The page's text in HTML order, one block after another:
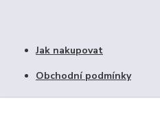
Jak nakupovat
Obchodní podmínky
Fotogalerie